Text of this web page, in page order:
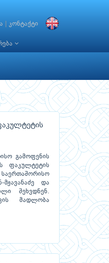
კონტაქტი
გამოფენის
ფაკულტეტის
და
შეხვდნენ.
მადლობა